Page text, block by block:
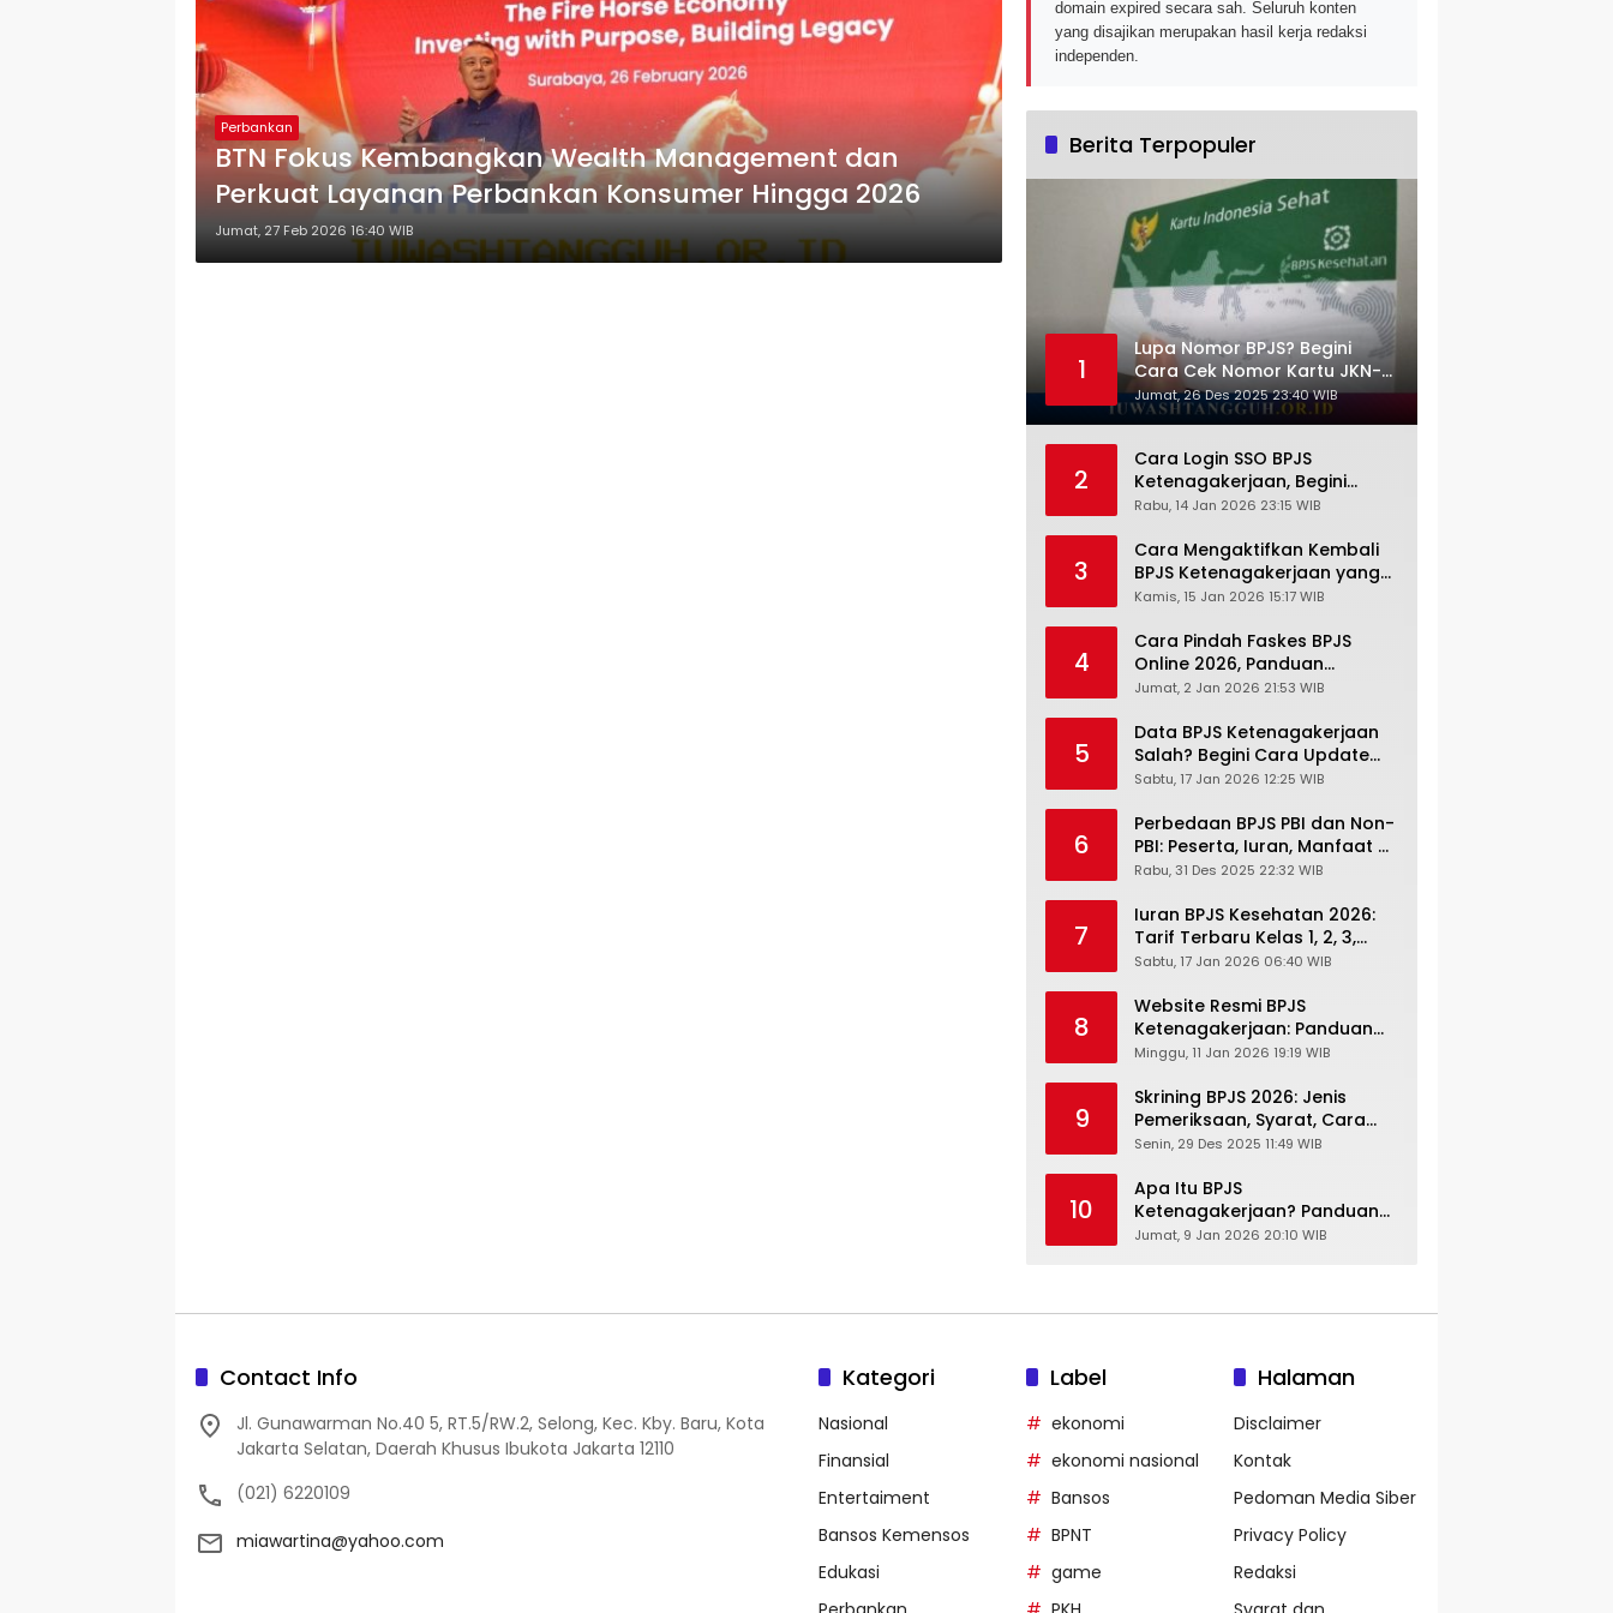
Perbankan
BTN Fokus Kembangkan Wealth Management dan
Perkuat Layanan Perbankan Konsumer Hingga 2026
Jumat, 27 Feb 2026 16:40 WIB
domain expired secara sah. Seluruh konten
yang disajikan merupakan hasil kerja redaksi
independen.
Berita Terpopuler
1
Lupa Nomor BPJS? Begini
Cara Cek Nomor Kartu JKN-
KIS dengan NIK KTP
Jumat, 26 Des 2025 23:40 WIB
2
Cara Login SSO BPJS
Ketenagakerjaan, Begini
Tutorial Lengkap dan
Rabu, 14 Jan 2026 23:15 WIB
3
Cara Mengaktifkan Kembali
BPJS Ketenagakerjaan yang
Nonaktif, Begini Panduan
Kamis, 15 Jan 2026 15:17 WIB
4
Cara Pindah Faskes BPJS
Online 2026, Panduan
Lengkap via Mobile JKN,
Cabang
Jumat, 2 Jan 2026 21:53 WIB
5
Data BPJS Ketenagakerjaan
Salah? Begini Cara Update
Rekening, Alamat, HP di JMO
Sabtu, 17 Jan 2026 12:25 WIB
6
Perbedaan BPJS PBI dan Non-
PBI: Peserta, Iuran, Manfaat &
Masa Berlaku Terbaru 2026
Rabu, 31 Des 2025 22:32 WIB
7
Iuran BPJS Kesehatan 2026:
Tarif Terbaru Kelas 1, 2, 3,
Cara Bayar, Denda &
JKN-KIS
Sabtu, 17 Jan 2026 06:40 WIB
8
Website Resmi BPJS
Ketenagakerjaan: Panduan
Lengkap Akses dan Fitur
Minggu, 11 Jan 2026 19:19 WIB
9
Skrining BPJS 2026: Jenis
Pemeriksaan, Syarat, Cara
Daftar & Cek Riwayat
Senin, 29 Des 2025 11:49 WIB
10
Apa Itu BPJS
Ketenagakerjaan? Panduan
Lengkap untuk Pekerja dan
Jumat, 9 Jan 2026 20:10 WIB
Contact Info
Jl. Gunawarman No.40 5, RT.5/RW.2, Selong, Kec. Kby. Baru, Kota
Jakarta Selatan, Daerah Khusus Ibukota Jakarta 12110
(021) 6220109
miawartina@yahoo.com
Kategori
Nasional
Finansial
Entertaiment
Bansos Kemensos
Edukasi
Label
ekonomi
ekonomi nasional
Bansos
BPNT
game
Halaman
Disclaimer
Kontak
Pedoman Media Siber
Privacy Policy
Redaksi